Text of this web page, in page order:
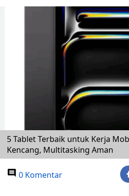
5 Tablet Terbaik untuk Kerja
Kencang, Multitasking Aman
0 Komentar